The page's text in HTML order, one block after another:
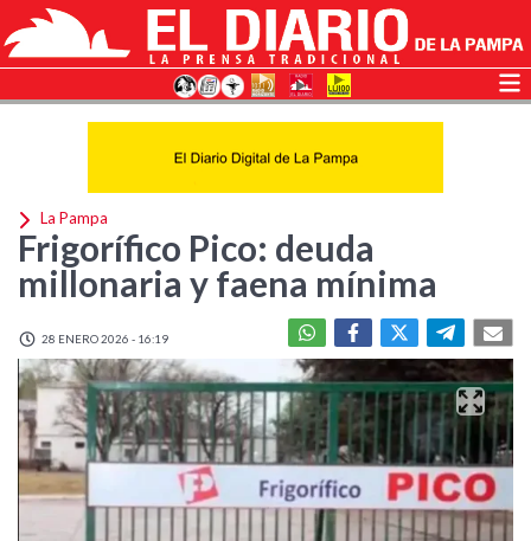
La Pampa
Frigorífico Pico: deuda
millonaria y faena mínima
28 ENERO 2026 - 16:19